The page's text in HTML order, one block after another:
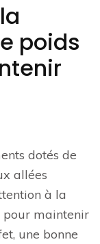
poids
dotés de
allées
à la
pour maintenir
une bonne